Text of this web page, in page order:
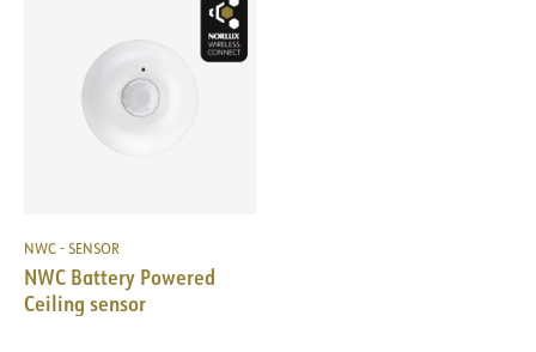
NWC - SENSOR
NWC Battery Powered
Ceiling sensor